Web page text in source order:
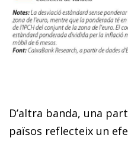
D’altra banda, una
països reflecteix un